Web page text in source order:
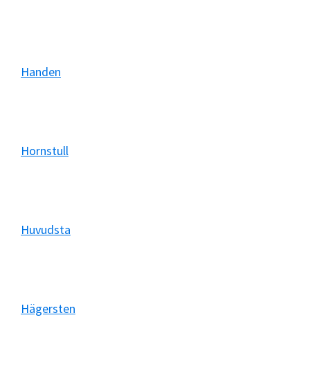
Handen
Hornstull
Huvudsta
Hägersten